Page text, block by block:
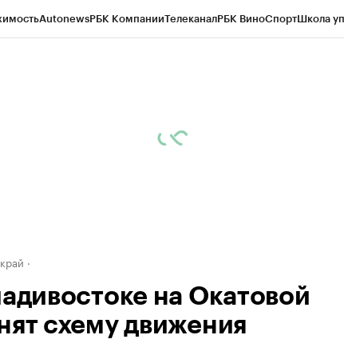
AutonewsРБК КомпанииТелеканалРБК ВиноСпортШкола
на Окатовой
схему движения